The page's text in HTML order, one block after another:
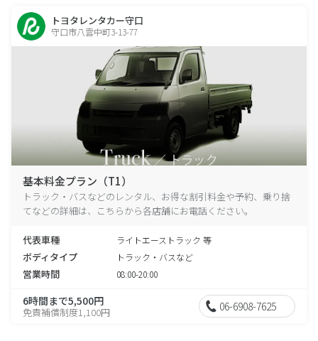
トヨタレンタカー守口
守口市八雲中町3-13-77
基本料金プラン（T1）
トラック・バスなどのレンタル、お得な割引料金や予約、乗り捨
てなどの詳細は、こちらから各店舗にお電話ください。
代表車種 ライトエーストラック 等
ボディタイプ トラック・バスなど
営業時間 08:00-20:00
6時間まで5,500円
免責補償制度1,100円 06-6908-7625